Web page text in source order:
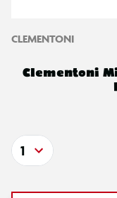
CLEMENTONI
Clementoni
1